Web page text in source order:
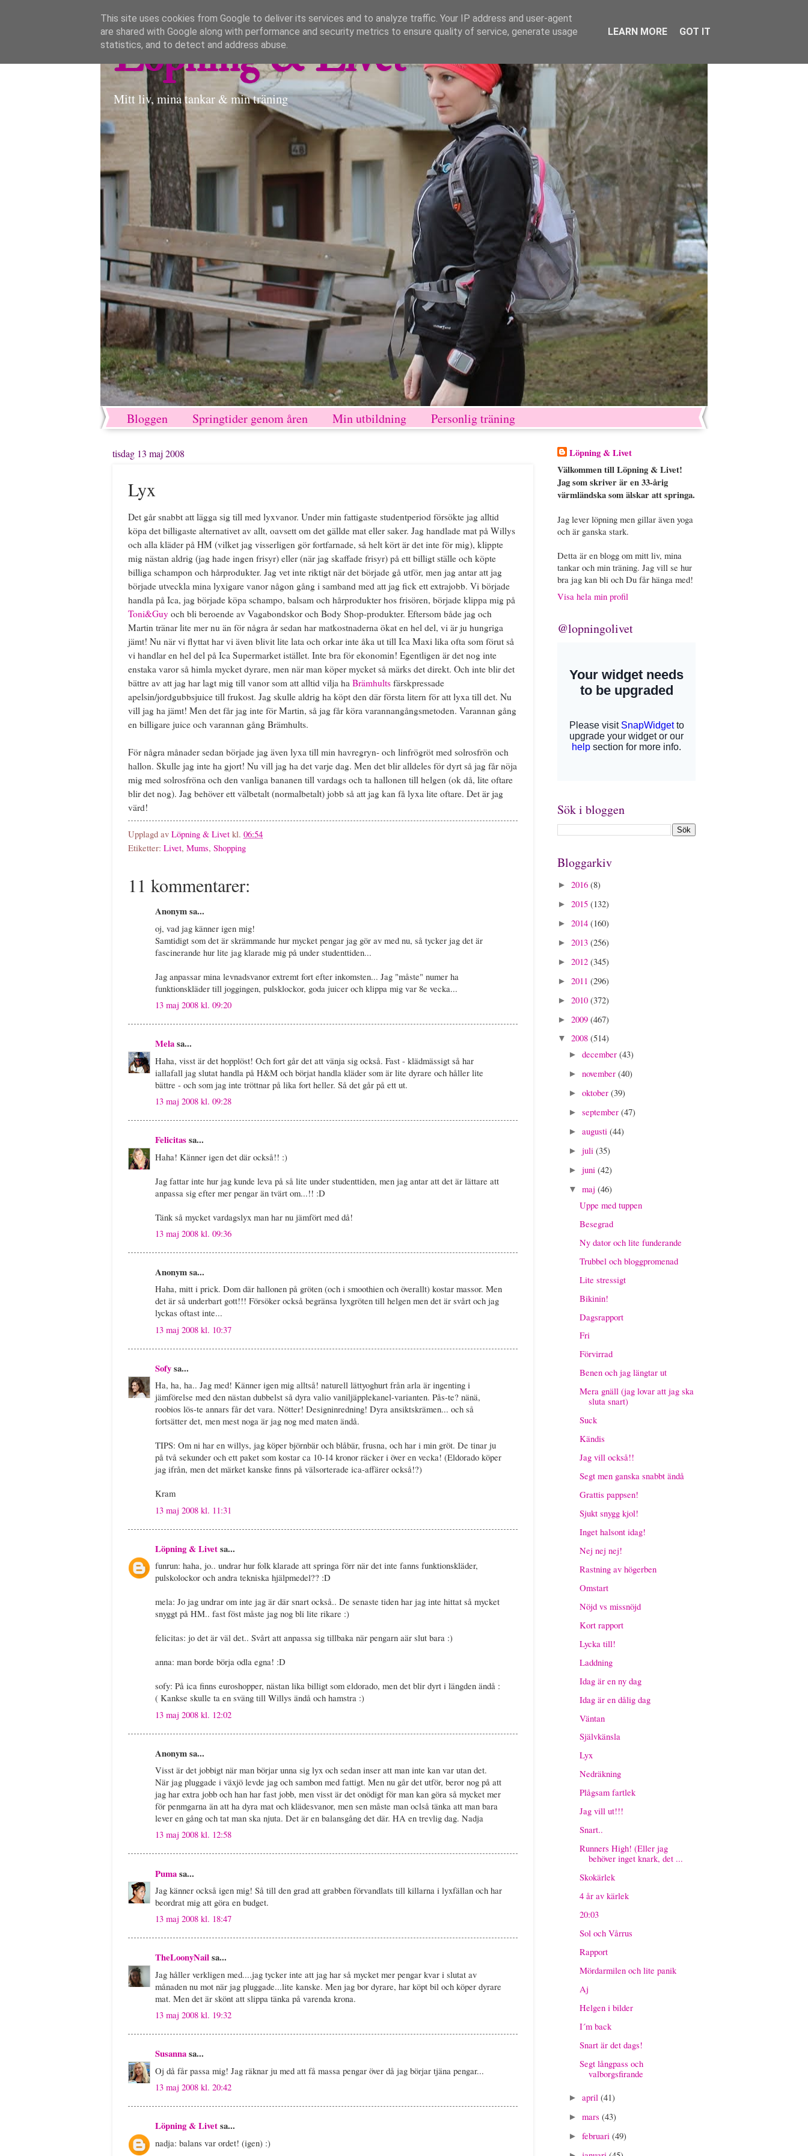
Löpning & Livet
Mitt liv, mina tankar & min träning
Bloggen Springtider genom åren Min utbildning Personlig träning
tisdag 13 maj 2008
Lyx
Det går snabbt att lägga sig till med lyxvanor. Under min fattigaste studentperiod försökte jag alltid
köpa det billigaste alternativet av allt, oavsett om det gällde mat eller saker. Jag handlade mat på Willys
och alla kläder på HM (vilket jag visserligen gör fortfarnade, så helt kört är det inte för mig), klippte
mig nästan aldrig (jag hade ingen frisyr) eller (när jag skaffade frisyr) på ett billigt ställe och köpte
billiga schampon och hårprodukter. Jag vet inte riktigt när det började gå utför, men jag antar att jag
började utveckla mina lyxigare vanor någon gång i samband med att jag fick ett extrajobb. Vi började
handla på Ica, jag började köpa schampo, balsam och hårprodukter hos frisören, började klippa mig på
Toni&Guy och bli beroende av Vagabondskor och Body Shop-produkter. Eftersom både jag och
Martin tränar lite mer nu än för några år sedan har matkostnaderna ökat en hel del, vi är ju hungriga
jämt! Nu när vi flyttat har vi även blivit lite lata och orkar inte åka ut till Ica Maxi lika ofta som förut så
vi handlar en hel del på Ica Supermarket istället. Inte bra för ekonomin! Egentligen är det nog inte
enstaka varor så himla mycket dyrare, men när man köper mycket så märks det direkt. Och inte blir det
bättre av att jag har lagt mig till vanor som att alltid vilja ha Brämhults färskpressade
apelsin/jordgubbsjuice till frukost. Jag skulle aldrig ha köpt den där första litern för att lyxa till det. Nu
vill jag ha jämt! Men det får jag inte för Martin, så jag får köra varannangångsmetoden. Varannan gång
en billigare juice och varannan gång Brämhults.
För några månader sedan började jag även lyxa till min havregryn- och linfrögröt med solrosfrön och
hallon. Skulle jag inte ha gjort! Nu vill jag ha det varje dag. Men det blir alldeles för dyrt så jag får nöja
mig med solrosfröna och den vanliga bananen till vardags och ta hallonen till helgen (ok då, lite oftare
blir det nog). Jag behöver ett välbetalt (normalbetalt) jobb så att jag kan få lyxa lite oftare. Det är jag
värd!
Upplagd av Löpning & Livet kl. 06:54
Etiketter: Livet, Mums, Shopping
11 kommentarer:
Anonym sa...
oj, vad jag känner igen mig!
Samtidigt som det är skrämmande hur mycket pengar jag gör av med nu, så tycker jag det är
fascinerande hur lite jag klarade mig på under studenttiden...
Jag anpassar mina levnadsvanor extremt fort efter inkomsten... Jag "måste" numer ha
funktionskläder till joggingen, pulsklockor, goda juicer och klippa mig var 8e vecka...
13 maj 2008 kl. 09:20
Melasa...
Haha, visst är det hopplöst! Och fort går det att vänja sig också. Fast - klädmässigt så har
iallafall jag slutat handla på H&M och börjat handla kläder som är lite dyrare och håller lite
bättre - och som jag inte tröttnar på lika fort heller. Så det går på ett ut.
13 maj 2008 kl. 09:28
Felicitassa...
Haha! Känner igen det där också!! :)
Jag fattar inte hur jag kunde leva på så lite under studenttiden, men jag antar att det är lättare att
anpassa sig efter mer pengar än tvärt om...!! :D
Tänk så mycket vardagslyx man har nu jämfört med då!
13 maj 2008 kl. 09:36
Anonym sa...
Haha, mitt i prick. Dom där hallonen på gröten (och i smoothien och överallt) kostar massor. Men
det är så underbart gott!!! Försöker också begränsa lyxgröten till helgen men det är svårt och jag
lyckas oftast inte...
13 maj 2008 kl. 10:37
Sofysa...
Ha, ha, ha.. Jag med! Känner igen mig alltså! naturell lättyoghurt från arla är ingenting i
jämförelse med den nästan dubbelst så dyra valio vaniljäpplekanel-varianten. Pås-te? nänä,
roobios lös-te annars får det vara. Nötter! Designinredning! Dyra ansiktskrämen... och så
fortsätter det, men mest noga är jag nog med maten ändå.
TIPS: Om ni har en willys, jag köper björnbär och blåbär, frusna, och har i min gröt. De tinar ju
på två sekunder och ett paket som kostar ca 10-14 kronor räcker i över en vecka! (Eldorado köper
jag ifrån, men det märket kanske finns på välsorterade ica-affärer också!?)
Kram
13 maj 2008 kl. 11:31
Löpning & Livetsa...
funrun: haha, jo.. undrar hur folk klarade att springa förr när det inte fanns funktionskläder,
pulskolockor och andra tekniska hjälpmedel?? :D
mela: Jo jag undrar om inte jag är där snart också.. De senaste tiden har jag inte hittat så mycket
snyggt på HM.. fast föst måste jag nog bli lite rikare :)
felicitas: jo det är väl det.. Svårt att anpassa sig tillbaka när pengarn aär slut bara :)
anna: man borde börja odla egna! :D
sofy: På ica finns euroshopper, nästan lika billigt som eldorado, men det blir dyrt i längden ändå :
( Kankse skulle ta en sväng till Willys ändå och hamstra :)
13 maj 2008 kl. 12:02
Anonym sa...
Visst är det jobbigt när man börjar unna sig lyx och sedan inser att man inte kan var utan det.
När jag pluggade i växjö levde jag och sambon med fattigt. Men nu går det utför, beror nog på att
jag har extra jobb och han har fast jobb, men visst är det onödigt för man kan göra så mycket mer
för penmgarna än att ha dyra mat och klädesvanor, men sen måste man oclså tänka att man bara
lever en gång och tat man ska njuta. Det är en balansgång det där. HA en trevlig dag. Nadja
13 maj 2008 kl. 12:58
Pumasa...
Jag känner också igen mig! Så till den grad att grabben förvandlats till killarna i lyxfällan och har
beordrat mig att göra en budget.
13 maj 2008 kl. 18:47
TheLoonyNailsa...
Jag håller verkligen med....jag tycker inte att jag har så mycket mer pengar kvar i slutat av
månaden nu mot när jag pluggade...lite kanske. Men jag bor dyrare, har köpt bil och köper dyrare
mat. Men det är skönt att slippa tänka på varenda krona.
13 maj 2008 kl. 19:32
Susannasa...
Oj då får passa mig! Jag räknar ju med att få massa pengar över då jag börjar tjäna pengar...
13 maj 2008 kl. 20:42
Löpning & Livetsa...
nadja: balans var ordet! (igen) :)
Löpning & Livet
Välkommen till Löpning & Livet!
Jag som skriver är en 33-årig
värmländska som älskar att springa.
Jag lever löpning men gillar även yoga
och är ganska stark.
Detta är en blogg om mitt liv, mina
tankar och min träning. Jag vill se hur
bra jag kan bli och Du får hänga med!
Visa hela min profil
@lopningolivet
Sök i bloggen
Bloggarkiv
► 2016 (8)
► 2015 (132)
► 2014 (160)
► 2013 (256)
► 2012 (345)
► 2011 (296)
► 2010 (372)
► 2009 (467)
▼ 2008 (514)
► december (43)
► november (40)
► oktober (39)
► september (47)
► augusti (44)
► juli (35)
► juni (42)
▼ maj (46)
Uppe med tuppen
Besegrad
Ny dator och lite funderande
Trubbel och bloggpromenad
Lite stressigt
Bikinin!
Dagsrapport
Fri
Förvirrad
Benen och jag längtar ut
Mera gnäll (jag lovar att jag ska
sluta snart)
Suck
Kändis
Jag vill också!!
Segt men ganska snabbt ändå
Grattis pappsen!
Sjukt snygg kjol!
Inget halsont idag!
Nej nej nej!
Rastning av högerben
Omstart
Nöjd vs missnöjd
Kort rapport
Lycka till!
Laddning
Idag är en ny dag
Idag är en dålig dag
Väntan
Självkänsla
Lyx
Nedräkning
Plågsam fartlek
Jag vill ut!!!
Snart..
Runners High! (Eller jag
behöver inget knark, det ...
Skokärlek
4 år av kärlek
20:03
Sol och Vårrus
Rapport
Mördarmilen och lite panik
Aj
Helgen i bilder
I´m back
Snart är det dags!
Segt långpass och
valborgsfirande
► april (41)
► mars (43)
► februari (49)
This site uses cookies from Google to deliver its services and to analyze traffic. Your IP address and user-agent
are shared with Google along with performance and security metrics to ensure quality of service, generate usage
statistics, and to detect and address abuse.
LEARN MORE GOT IT